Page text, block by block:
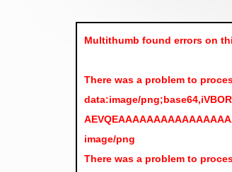
Multithumb found errors on
There was a problem to
data:image/
image/png
There was a problem to